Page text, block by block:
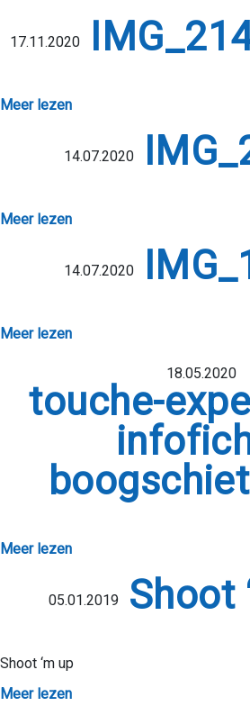
17.11.2020
Meer lezen
14.07.2020
Meer lezen
14.07.2020
Meer lezen
18.05.2020
touche-
Meer lezen
05.01.2019 Shoot
Shoot ‘m up
Meer lezen